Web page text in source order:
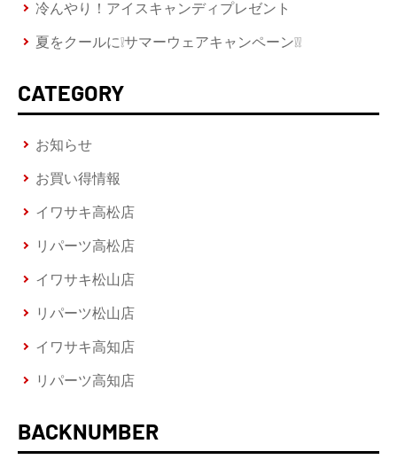
冷んやり！アイスキャンディプレゼント
夏をクールに❕サマーウェアキャンペーン❕❕
CATEGORY
お知らせ
お買い得情報
イワサキ高松店
リパーツ高松店
イワサキ松山店
リパーツ松山店
イワサキ高知店
リパーツ高知店
BACKNUMBER